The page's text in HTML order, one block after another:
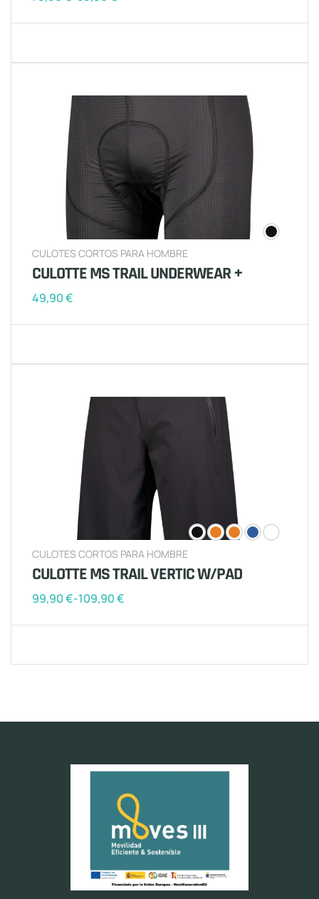
CULOTES CORTOS PARA HOMBRE
CULOTTE MS TRAIL UNDERWEAR +
49,90€
CULOTES CORTOS PARA HOMBRE
CULOTTE MS TRAIL VERTIC W/PAD
99,90€-109,90€